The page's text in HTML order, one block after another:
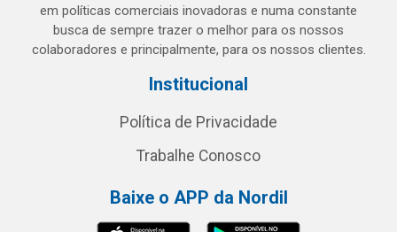
em políticas comerciais inovadoras e numa constante
busca de sempre trazer o melhor para os nossos
colaboradores e principalmente, para os nossos clientes.
Institucional
Política de Privacidade
Trabalhe Conosco
Baixe o APP da Nordil